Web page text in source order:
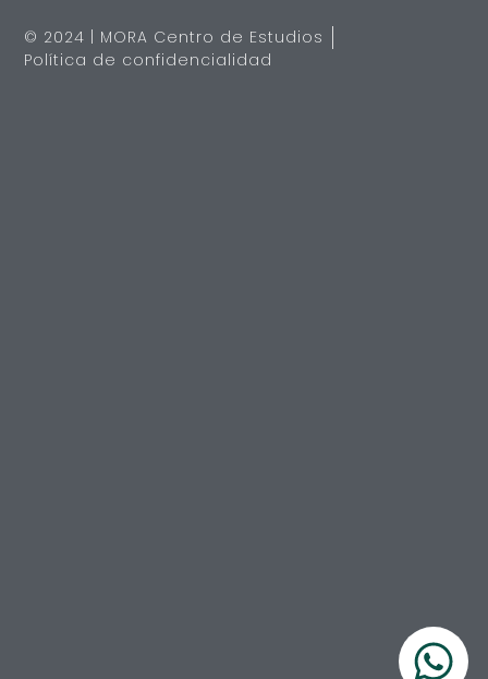
© 2024 | MORA Centro de Estudios
Política de confidencialidad